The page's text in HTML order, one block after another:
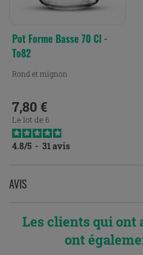
Pot Forme Basse 70 Cl -
To82
Rond et mignon
Prix
7,80 €
Le lot de 6
4.8/5 - 31avis
AVIS
Les clients qui ont
ont